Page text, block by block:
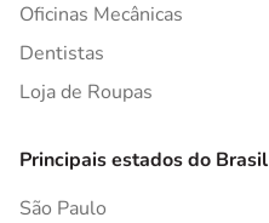
Oficinas Mecânicas
Dentistas
Loja de Roupas
Principais estados do Brasil
São Paulo